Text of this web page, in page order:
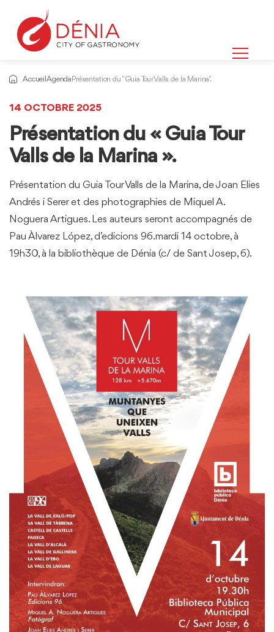
Accueil Agenda Présentation du "Guia Tour Valls de la Marina".
14 OCTOBRE 2025
Présentation du « Guia Tour
Valls de la Marina ».
Présentation du Guia Tour Valls de la Marina, de Joan Elies
Andrés i Serer et des photographies de Miquel A.
Noguera Artigues. Les auteurs seront accompagnés de
Pau Àlvarez López, d’edicions 96.mardi 14 octobre, à
19h30, à la bibliothèque de Dénia (c/ de Sant Josep, 6).